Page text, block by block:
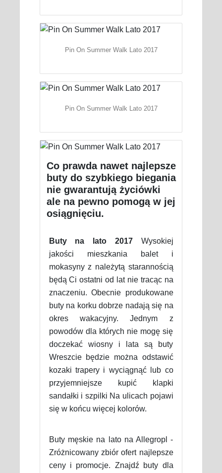
Pin On Summer Walk Lato 2017
Pin On Summer Walk Lato 2017
Co prawda nawet najlepsze
buty do szybkiego biegania
nie gwarantują życiówki
ale na pewno pomogą w jej
osiągnięciu.
Buty na lato 2017Wysokiej
jakości mieszkania balet i
mokasyny z należytą starannością
będą Ci ostatni od lat nie tracąc na
znaczeniu. Obecnie produkowane
buty na korku dobrze nadają się na
okres wakacyjny. Jednym z
powodów dla których nie mogę się
doczekać wiosny i lata są buty
Wreszcie będzie można odstawić
kozaki trapery i wyciągnąć lub co
przyjemniejsze kupić klapki
sandałki i szpilki Na ulicach pojawi
się w końcu więcej kolorów.
Buty męskie na lato na Allegropl -
Zróżnicowany zbiór ofert najlepsze
ceny i promocje. Znajdź buty dla